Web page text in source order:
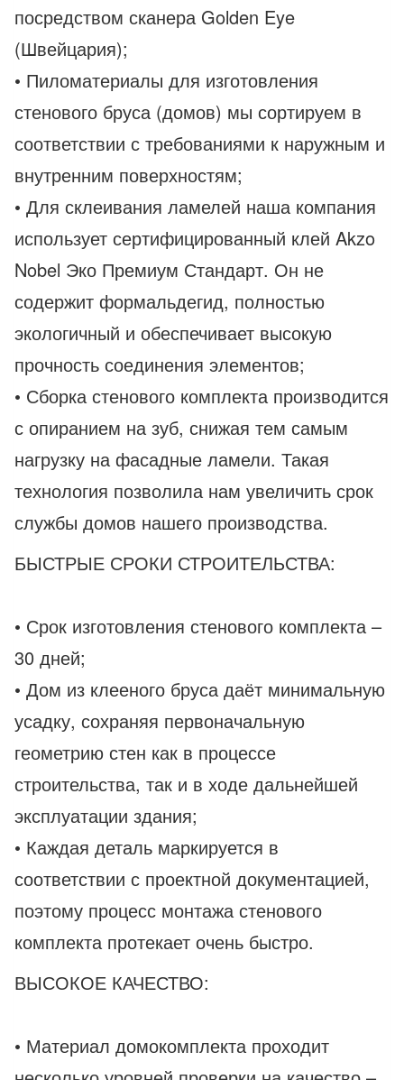
посредством сканера Golden Eye
(Швейцария);
• Пиломатериалы для изготовления
стенового бруса (домов) мы сортируем в
соответствии с требованиями к наружным и
внутренним поверхностям;
• Для склеивания ламелей наша компания
использует сертифицированный клей Akzo
Nobel Эко Премиум Стандарт. Он не
содержит формальдегид, полностью
экологичный и обеспечивает высокую
прочность соединения элементов;
• Сборка стенового комплекта производится
с опиранием на зуб, снижая тем самым
нагрузку на фасадные ламели. Такая
технология позволила нам увеличить срок
службы домов нашего производства.
БЫСТРЫЕ СРОКИ СТРОИТЕЛЬСТВА:
• Срок изготовления стенового комплекта –
30 дней;
• Дом из клееного бруса даёт минимальную
усадку, сохраняя первоначальную
геометрию стен как в процессе
строительства, так и в ходе дальнейшей
эксплуатации здания;
• Каждая деталь маркируется в
соответствии с проектной документацией,
поэтому процесс монтажа стенового
комплекта протекает очень быстро.
ВЫСОКОЕ КАЧЕСТВО:
• Материал домокомплекта проходит